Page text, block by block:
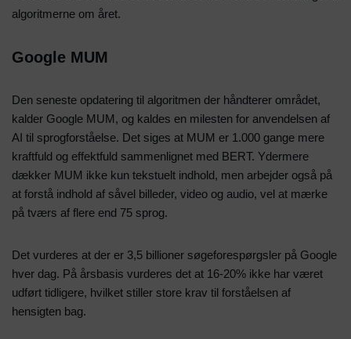
algoritmerne om året.
Google MUM
Den seneste opdatering til algoritmen der håndterer området,
kalder Google MUM, og kaldes en milesten for anvendelsen af
AI til sprogforståelse. Det siges at MUM er 1.000 gange mere
kraftfuld og effektfuld sammenlignet med BERT. Ydermere
dækker MUM ikke kun tekstuelt indhold, men arbejder også på
at forstå indhold af såvel billeder, video og audio, vel at mærke
på tværs af flere end 75 sprog.
Det vurderes at der er 3,5 billioner søgeforespørgsler på Google
hver dag. På årsbasis vurderes det at 16-20% ikke har været
udført tidligere, hvilket stiller store krav til forståelsen af
hensigten bag.